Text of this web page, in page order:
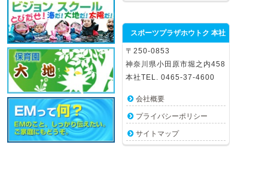
スポーツプラザホウトク 本社
〒250-0853
神奈川県小田原市堀之内458
本社TEL. 0465-37-4600
会社概要
プライバシーポリシー
サイトマップ